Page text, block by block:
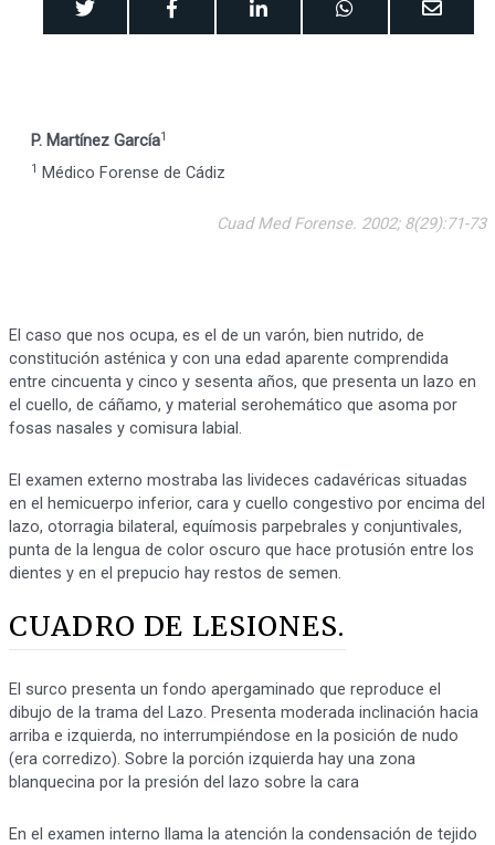
P. Martínez García1
1 Médico Forense de Cádiz
Cuad Med Forense. 2002; 8(29):71-73
El caso que nos ocupa, es el de un varón, bien nutrido, de
constitución asténica y con una edad aparente comprendida
entre cincuenta y cinco y sesenta años, que presenta un lazo en
el cuello, de cáñamo, y material serohemático que asoma por
fosas nasales y comisura labial.
El examen externo mostraba las livideces cadavéricas situadas
en el hemicuerpo inferior, cara y cuello congestivo por encima del
lazo, otorragia bilateral, equímosis parpebrales y conjuntivales,
punta de la lengua de color oscuro que hace protusión entre los
dientes y en el prepucio hay restos de semen.
CUADRO DE LESIONES.
El surco presenta un fondo apergaminado que reproduce el
dibujo de la trama del Lazo. Presenta moderada inclinación hacia
arriba e izquierda, no interrumpiéndose en la posición de nudo
(era corredizo). Sobre la porción izquierda hay una zona
blanquecina por la presión del lazo sobre la cara
En el examen interno llama la atención la condensación de tejido